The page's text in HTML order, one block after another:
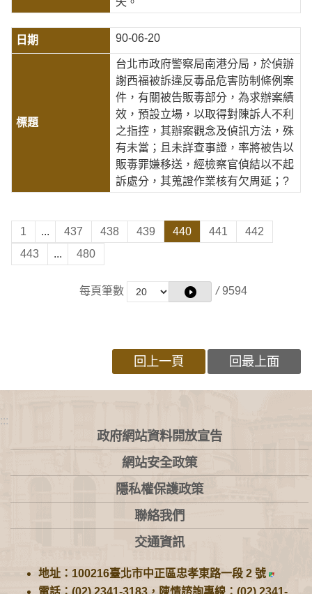
90-06-20
台北市政府警察局南港分局，於偵辦
謝西福被訴違反毒品危害防制條例案
件，有關被告販毒部分，為求辦案績
效，預設立場，以取得對陳訴人不利
之指控，其辦案觀念及偵訊方法，殊
有未當；且未詳查事證，率將被告以
販毒罪嫌移送，經檢察官偵結以不起
訴處分，其蒐證作業核有欠周延；?
1 ... 437 438 439 440 441
442
443
... 480
每頁筆數 / 9594
回上一頁 回最上面
:::
政府網站資料開放宣告
網站安全政策
隱私權保護政策
聯絡我們
交通資訊
地址：100216臺北市中正區忠孝東路一段 2 號